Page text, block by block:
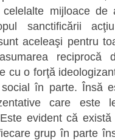
mijloace de
sanctificării
aceleaşi pentru
reciprocă
cu o forţă
în parte. Însă
care este
evident că
grup în parte